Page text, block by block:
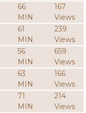
66
MIN
167
Views
61
MIN
239
Views
56
MIN
659
Views
63
MIN
166
Views
71
MIN
214
Views